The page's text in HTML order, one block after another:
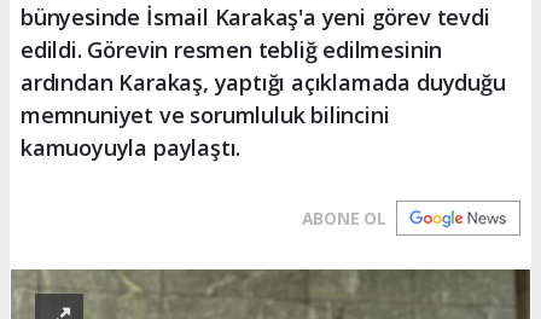
bünyesinde İsmail Karakaş'a yeni görev tevdi
edildi. Görevin resmen tebliğ edilmesinin
ardından Karakaş, yaptığı açıklamada duyduğu
memnuniyet ve sorumluluk bilincini
kamuoyuyla paylaştı.
ABONE OL